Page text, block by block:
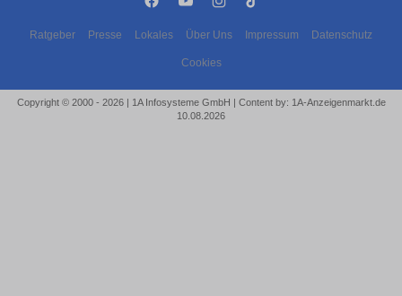
Ratgeber Presse Lokales Über Uns Impressum Datenschutz
Cookies
Copyright © 2000 - 2026 | 1A Infosysteme GmbH | Content by: 1A-Anzeigenmarkt.de
10.08.2026